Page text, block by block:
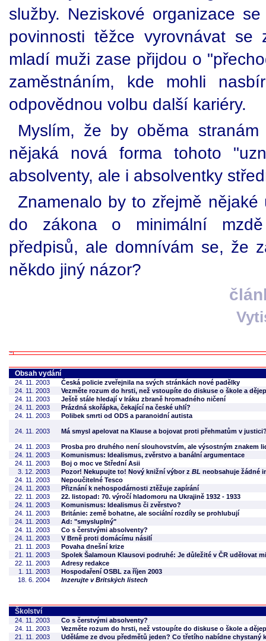
služby. Neziskové organizace
povinnosti těžce vyrovnávat se
mladí muži zase přijdou o
zaměstnáním, kde mohli
odpovědnou volbu další kariéry.
Myslím, že by oběma
nějaká nová forma tohoto
absolventy, ale i absolventky
Znamenalo by to zřejmě
do zákona o minimální
předpisů, ale domnívám se, že
někdo jiný názor?
Obsah vydání
24. 11. 2003
Česká policie zveřejnila na svých stránkách nové padělky
24. 11. 2003
Vezměte rozum do hrsti, než vstoupíte do diskuse o škole a
24. 11. 2003
Ještě stále hledají v Iráku zbraně hromadného ničení
24. 11. 2003
Prázdná skořápka, čekající na české uhlí?
24. 11. 2003
Polibek smrti od ODS a paranoidní autista
24. 11. 2003 Má smysl apelovat na Klause a bojovat proti přehmatům v
24. 11. 2003
Prosba pro druhého není slouhovstvím, ale výsostným znakem
24. 11. 2003
Komunismus: Idealismus, zvěrstvo a banální argumentace
24. 11. 2003
Boj o moc ve Střední Asii
3. 12. 2003
Pozor! Nekupujte to! Nový knižní výbor z BL neobsahuje žádné
24. 11. 2003
Nepoučitelné Tesco
24. 11. 2003
Přiznání k nehospodárnosti ztěžuje zapírání
22. 11. 2003
22. listopad: 70. výročí hladomoru na Ukrajině 1932 - 1933
24. 11. 2003
Komunismus: Idealismus či zvěrstvo?
24. 11. 2003
Británie: země bohatne, ale sociální rozdíly se prohlubují
24. 11. 2003
Ad: "smysluplný"
24. 11. 2003
Co s čerstvými absolventy?
24. 11. 2003
V Brně proti domácímu násilí
21. 11. 2003
Povaha dnešní krize
21. 11. 2003
Spolek Šalamoun Klausovi podruhé: Je důležité v ČR udělovat
22. 11. 2003
Adresy redakce
1. 11. 2003
Hospodaření OSBL za říjen 2003
18. 6. 2004
Inzerujte v Britských listech
Školství
24. 11. 2003
Co s čerstvými absolventy?
24. 11. 2003
Vezměte rozum do hrsti, než vstoupíte do diskuse o škole a
21. 11. 2003
Uděláme ze dvou předmětů jeden? Co třetího nabídne chystaný